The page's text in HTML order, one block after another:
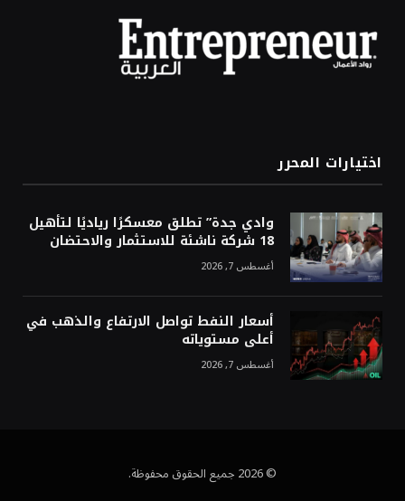
اختيارات المحرر
وادي جدة” تطلق معسكرًا رياديًا لتأهيل
18 شركة ناشئة للاستثمار والاحتضان
أغسطس 7, 2026
أسعار النفط تواصل الارتفاع والذهب في
أعلى مستوياته
أغسطس 7, 2026
© 2026 جميع الحقوق محفوظة.